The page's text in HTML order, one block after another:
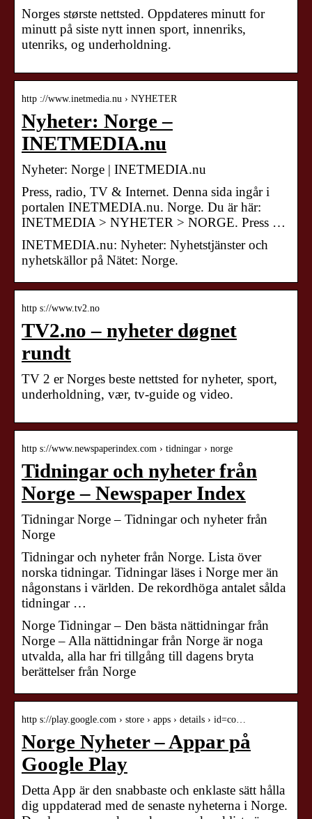
Norges største nettsted. Oppdateres minutt for
minutt på siste nytt innen sport, innenriks,
utenriks, og underholdning.
http ://www.inetmedia.nu › NYHETER
Nyheter: Norge –
INETMEDIA.nu
Nyheter: Norge | INETMEDIA.nu
Press, radio, TV & Internet. Denna sida ingår i
portalen INETMEDIA.nu. Norge. Du är här:
INETMEDIA > NYHETER > NORGE. Press …
INETMEDIA.nu: Nyheter: Nyhetstjänster och
nyhetskällor på Nätet: Norge.
http s://www.tv2.no
TV2.no – nyheter døgnet
rundt
TV 2 er Norges beste nettsted for nyheter, sport,
underholdning, vær, tv-guide og video.
http s://www.newspaperindex.com › tidningar › norge
Tidningar och nyheter från
Norge – Newspaper Index
Tidningar Norge – Tidningar och nyheter från
Norge
Tidningar och nyheter från Norge. Lista över
norska tidningar. Tidningar läses i Norge mer än
någonstans i världen. De rekordhöga antalet sålda
tidningar …
Norge Tidningar – Den bästa nättidningar från
Norge – Alla nättidningar från Norge är noga
utvalda, alla har fri tillgång till dagens bryta
berättelser från Norge
http s://play.google.com › store › apps › details › id=co…
Norge Nyheter – Appar på
Google Play
Detta App är den snabbaste och enklaste sätt hålla
dig uppdaterad med de senaste nyheterna i Norge.